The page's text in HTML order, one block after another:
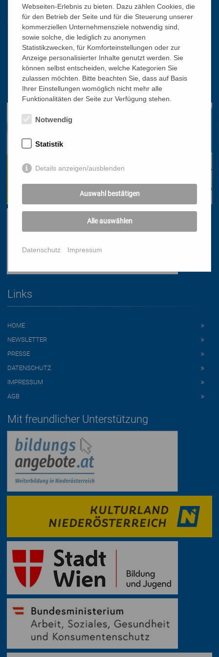
Kontakt
Katholisches Bildungswerk Wien
1010 Wien, Stephansplatz 3
01/51 552-3320
office@bildungswerk.at
Links
HOME
NEWSLETTER
PRESSE
DATENSCHUTZ
IMPRESSUM
AGB
Mit freundlicher Unterstützung
Webseiten-Erlebnis zu bieten. Dazu zählen Cookies, die
für den Betrieb der Seite und für die Steuerung unserer
kommerziellen Unternehmensziele notwendig sind,
sowie solche, die lediglich zu anonymen
Statistikzwecken, für Komforteinstellungen oder zur
Anzeige personalisierter Inhalte genutzt werden. Sie
können selbst entscheiden, welche Kategorien Sie
zulassen möchten. Bitte beachten Sie, dass auf Basis
Ihrer Einstellungen womöglich nicht mehr alle
Funktionalitäten der Seite zur Verfügung stehen.
Notwendig
Statistik
Details anzeigen/ausblenden
Auswahl bestätigen
Alle auswählen
Datenschutz Impressum